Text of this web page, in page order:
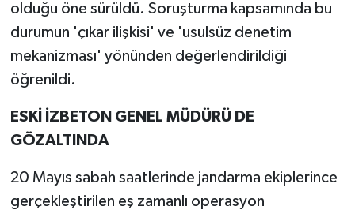
olduğu öne sürüldü. Soruşturma kapsamında bu
durumun 'çıkar ilişkisi' ve 'usulsüz denetim
mekanizması' yönünden değerlendirildiği
öğrenildi.
ESKİ İZBETON GENEL MÜDÜRÜ DE
GÖZALTINDA
20 Mayıs sabah saatlerinde jandarma ekiplerince
gerçekleştirilen eş zamanlı operasyon